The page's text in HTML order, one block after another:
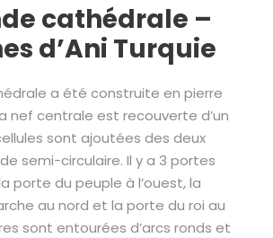
cathédrale –
d’Ani Turquie
a été construite en pierre
nef centrale est recouverte d’un
sont ajoutées des deux
semi-circulaire. Il y a 3 portes
porte du peuple à l’ouest, la
au nord et la porte du roi au
sont entourées d’arcs ronds et